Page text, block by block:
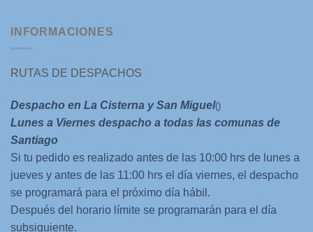
INFORMACIONES
RUTAS DE DESPACHOS
Despacho en La Cisterna y San Miguel()
Lunes a Viernes despacho a todas las comunas de
Santiago
Si tu pedido es realizado antes de las 10:00 hrs de lunes a
jueves y antes de las 11:00 hrs el día viernes, el despacho
se programará para el próximo día hábil.
Después del horario límite se programarán para el día
subsiguiente.